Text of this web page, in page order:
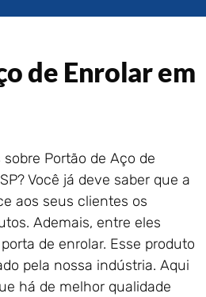
Portão de Garagem de
Enrolar em Queimados – RJ
Enrolar em Paraty – RJ
Portão de Garagem de
Enrolar em Nova Iguaçu – RJ
Portão de Garagem de
Enrolar em Nova Friburgo –
RJ
de Enrolar em
Portão de Aço de
Você já deve saber que a
aos seus clientes os
Ademais, entre eles
de enrolar. Esse produto
pela nossa indústria. Aqui
há de melhor qualidade